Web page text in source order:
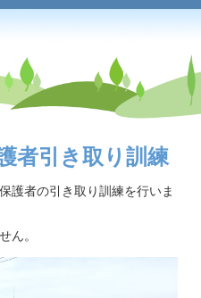
者引き取り訓練
護者の引き取り訓練を行いま
ん。